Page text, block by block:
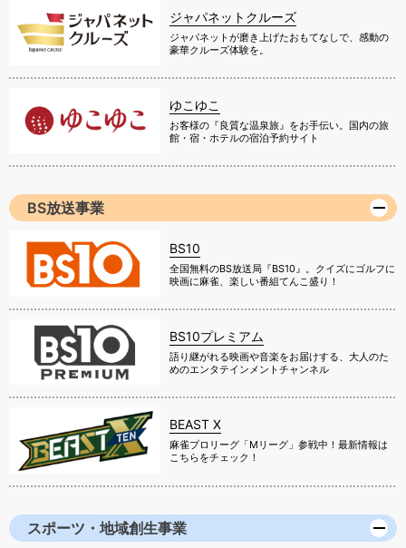
ジャパネットクルーズ
ジャパネットが磨き上げたおもてなしで、感動の
豪華クルーズ体験を。
ゆこゆこ
お客様の『良質な温泉旅』をお手伝い。国内の旅
館・宿・ホテルの宿泊予約サイト
BS放送事業
BS10
全国無料のBS放送局『BS10』。クイズにゴルフに
映画に麻雀、楽しい番組てんこ盛り！
BS10プレミアム
語り継がれる映画や音楽をお届けする、大人のた
めのエンタテインメントチャンネル
BEAST X
麻雀プロリーグ「Mリーグ」参戦中！最新情報は
こちらをチェック！
スポーツ・地域創生事業